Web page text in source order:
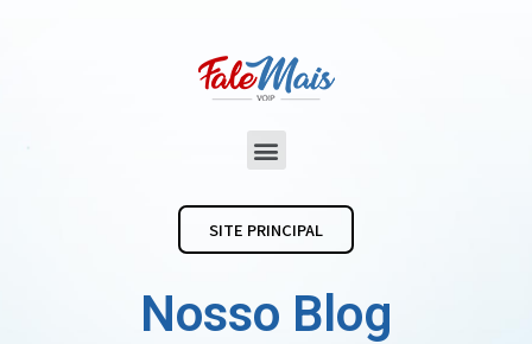
SITE PRINCIPAL
Nosso Blog